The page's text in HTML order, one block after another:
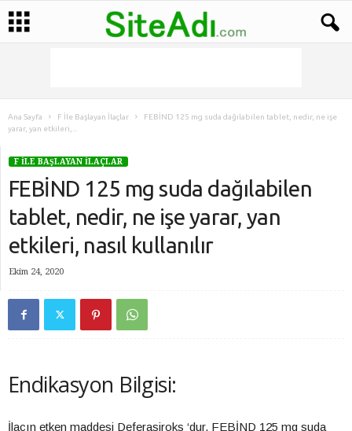
Ana Sayfa F İle Başlayan İlaçlar
FEBİND 125 mg suda dağılabilen tablet, nedir, ne işe
yarar, yan etkileri,...
F İLE BAŞLAYAN İLAÇLAR
FEBİND 125 mg suda dağılabilen
tablet, nedir, ne işe yarar, yan
etkileri, nasıl kullanılır
Ekim 24, 2020
Endikasyon Bilgisi:
İlacın etken maddesi Deferasiroks ‘dur. FEBİND 125 mg suda